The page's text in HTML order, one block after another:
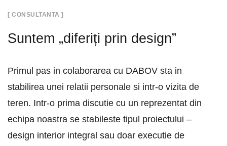
[ CONSULTANTA ]
Suntem „diferiți prin design”
Primul pas in colaborarea cu DABOV sta in
stabilirea unei relatii personale si intr-o vizita de
teren. Intr-o prima discutie cu un reprezentat din
echipa noastra se stabileste tipul proiectului –
design interior integral sau doar executie de